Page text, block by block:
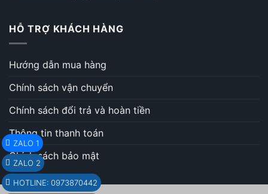
HỖ TRỢ KHÁCH HÀNG
Hướng dẫn mua hàng
Chính sách vận chuyển
Chính sách đổi trả và hoàn tiền
Thông tin thanh toán
Chính sách bảo mật
ZALO 1
ZALO 2
HOTLINE: 0973870442